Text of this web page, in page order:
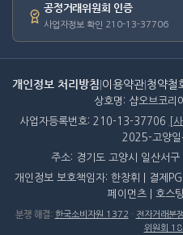
공정거래위원회 인증
사업자정보 확인 210-13-37706
개인정보 처리방침 이용약관 청약철
상호명: 샵오브코리
사업자등록번호: 210-13-37706
[
2025-고양
주소: 경기도 고양시 일산서
개인정보 보호책임자: 한창휘 | 결제
페이먼츠 | 호스
분쟁 해결: 한국소비자원 1372 · 전자거래분
위원회